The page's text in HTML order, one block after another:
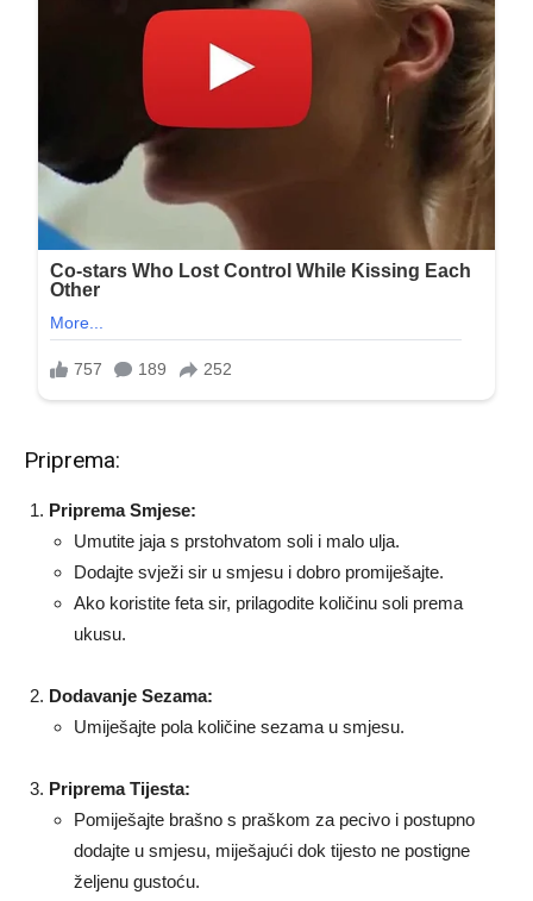
Priprema:
Priprema Smjese:
Umutite jaja s prstohvatom soli i malo ulja.
Dodajte svježi sir u smjesu i dobro promiješajte.
Ako koristite feta sir, prilagodite količinu soli prema
ukusu.
Dodavanje Sezama:
Umiješajte pola količine sezama u smjesu.
Priprema Tijesta:
Pomiješajte brašno s praškom za pecivo i postupno
dodajte u smjesu, miješajući dok tijesto ne postigne
željenu gustoću.